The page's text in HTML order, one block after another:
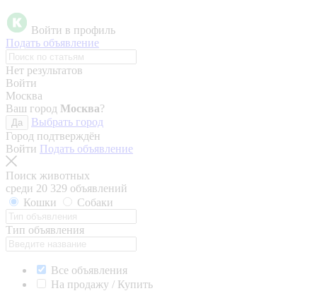
Войти в профиль
Подать объявление
Нет результатов
Войти
Москва
Ваш город Москва?
Да
Выбрать город
Город подтверждён
Войти Подать объявление
Поиск животных
среди 20 329 объявлений
Кошки
Собаки
Тип объявления
Все объявления
На продажу / Купить